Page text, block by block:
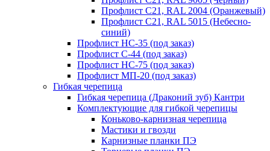
Профлист С21, RAL 2004 (Оранжевый)
Профлист С21, RAL 5015 (Небесно-
синий)
Профлист НС-35 (под заказ)
Профлист С-44 (под заказ)
Профлист НС-75 (под заказ)
Профлист МП-20 (под заказ)
Гибкая черепица
Гибкая черепица (Драконий зуб) Кантри
Комплектующие для гибкой черепицы
Коньково-карнизная черепица
Мастики и гвозди
Карнизные планки ПЭ